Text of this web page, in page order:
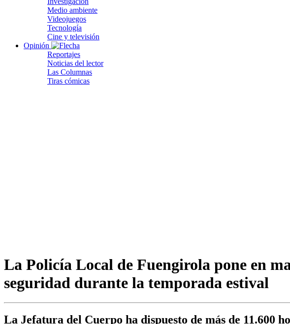
Medio ambiente
Videojuegos
Tecnología
Cine y televisión
Opinión
Reportajes
Noticias del lector
Las Columnas
Tiras cómicas
La Policía Local de Fuengirola pone en
seguridad durante la temporada estival
La Jefatura del Cuerpo ha dispuesto de más de 11.600